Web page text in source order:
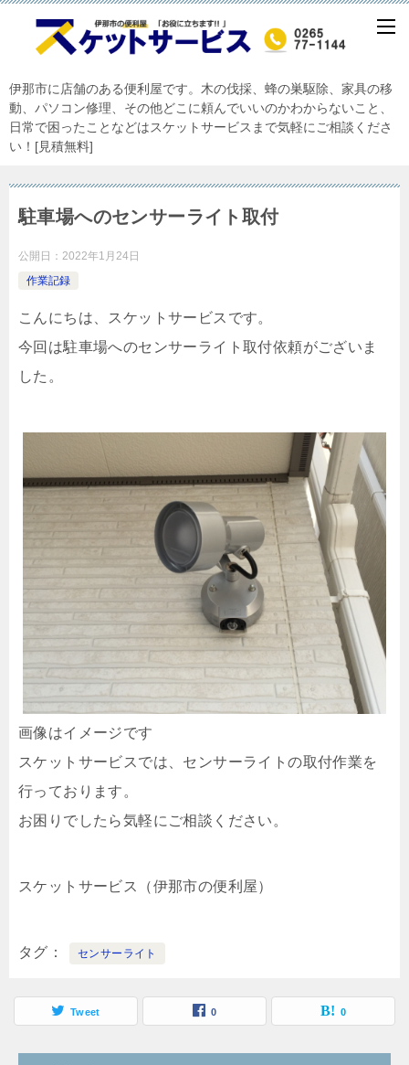
伊那市に店舗のある便利屋です。木の伐採、蜂の巣駆除、家具の移
動、パソコン修理、その他どこに頼んでいいのかわからないこと、
日常で困ったことなどはスケットサービスまで気軽にご相談くださ
い！[見積無料]
駐車場へのセンサーライト取付
公開日： 2022年1月24日
作業記録
こんにちは、スケットサービスです。
今回は駐車場へのセンサーライト取付依頼がございま
した。
画像はイメージです
スケットサービスでは、センサーライトの取付作業を
行っております。
お困りでしたら気軽にご相談ください。
スケットサービス（伊那市の便利屋）
タグ センサーライト
Tweet 0 0